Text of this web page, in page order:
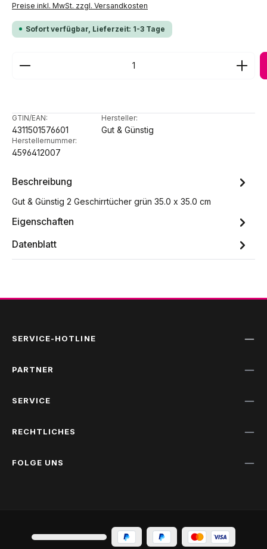
Preise inkl. MwSt. zzgl. Versandkosten
Sofort verfügbar, Lieferzeit: 1-3 Tage
Produkt Anzahl: Gib den gewünschten Wert ein
GTIN/EAN:
4311501576601
Hersteller:
Gut & Günstig
Herstellernummer:
4596412007
Beschreibung
Gut & Günstig 2 Geschirrtücher grün 35.0 x 35.0 cm
Eigenschaften
Datenblatt
SERVICE-HOTLINE
PARTNER
SERVICE
RECHTLICHES
FOLGE UNS